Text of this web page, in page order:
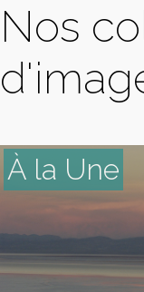
Nos
À la Une